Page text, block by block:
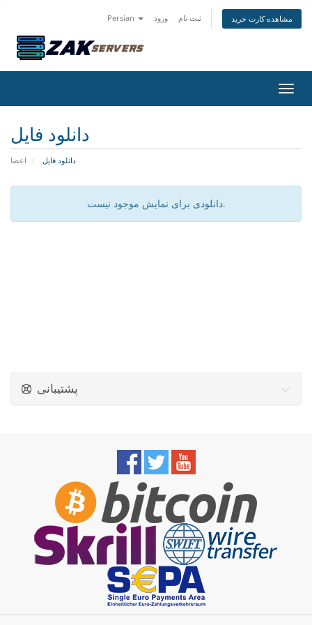
Persian ورود ثبت نام مشاهده کارت خرید
دانلود فایل
اعضا دانلود فایل
دانلودی برای نمایش موجود نیست.
پشتیبانی